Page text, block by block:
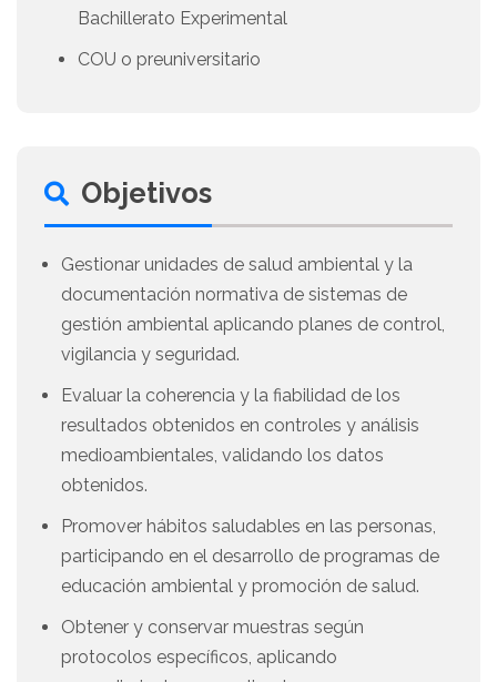
Bachillerato Experimental
COU o preuniversitario
Objetivos
Gestionar unidades de salud ambiental y la
documentación normativa de sistemas de
gestión ambiental aplicando planes de control,
vigilancia y seguridad.
Evaluar la coherencia y la fiabilidad de los
resultados obtenidos en controles y análisis
medioambientales, validando los datos
obtenidos.
Promover hábitos saludables en las personas,
participando en el desarrollo de programas de
educación ambiental y promoción de salud.
Obtener y conservar muestras según
protocolos específicos, aplicando